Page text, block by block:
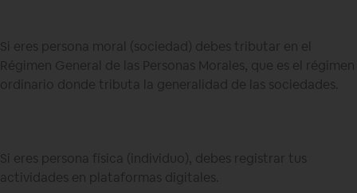
Si eres persona moral (sociedad) debes tributar en el
Régimen General de las Personas Morales, que es el régimen
ordinario donde tributa la generalidad de las sociedades.
Si eres persona física (individuo), debes registrar tus
actividades en plataformas digitales.